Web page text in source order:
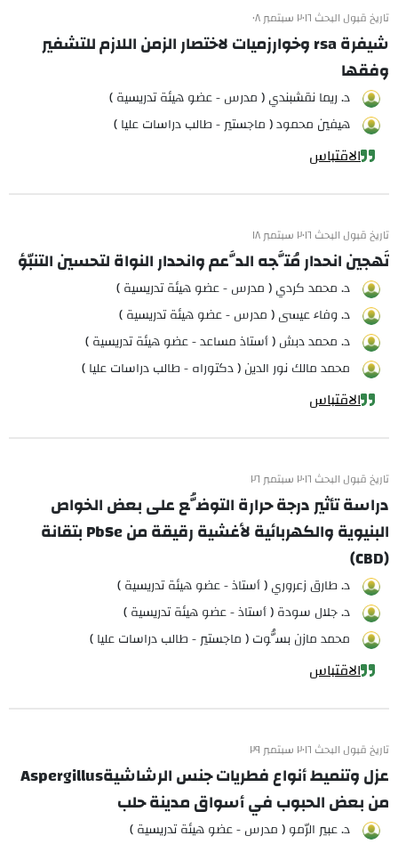
تاريخ قبول البحث ٢٠١٦ سبتمبر ٠٨
شيفرة rsa وخوارزميات لاختصار الزمن اللازم للتشفير
وفقها
د. ريما نقشبندي ( مدرس - عضو هيئة تدريسية )
هيفين محمود ( ماجستير - طالب دراسات عليا )
الاقتباس
تاريخ قبول البحث ٢٠١٦ سبتمبر ١٨
تَهجين انحدار مُتَّجه الدَّعم وانحدار النواة لتحسين التنبّؤ
د. محمد كردي ( مدرس - عضو هيئة تدريسية )
د. وفاء عيسى ( مدرس - عضو هيئة تدريسية )
د. محمد دبش ( أستاذ مساعد - عضو هيئة تدريسية )
محمد مالك نور الدين ( دكتوراه - طالب دراسات عليا )
الاقتباس
تاريخ قبول البحث ٢٠١٦ سبتمبر ٢٦
دراسة تأثير درجة حرارة التوضُّع على بعض الخواص
البنيوية والكهربائية لأغشية رقيقة من PbSe بتقانة
(CBD)
د. طارق زعروري ( أستاذ - عضو هيئة تدريسية )
د. جلال سودة ( أستاذ - عضو هيئة تدريسية )
محمد مازن بسُّوت ( ماجستير - طالب دراسات عليا )
الاقتباس
تاريخ قبول البحث ٢٠١٦ سبتمبر ٢٩
عزل وتنميط أنواع فطريات جنس الرشاشيةAspergillus
من بعض الحبوب في أسواق مدينة حلب
د. عبير الرّمو ( مدرس - عضو هيئة تدريسية )